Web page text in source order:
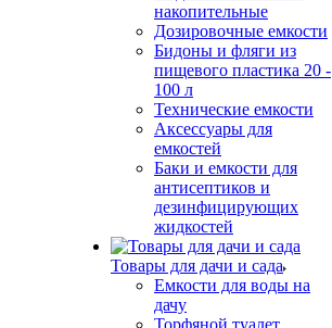
накопительные
Дозировочные емкости
Бидоны и фляги из
пищевого пластика 20 -
100 л
Технические емкости
Аксессуары для
емкостей
Баки и емкости для
антисептиков и
дезинфицирующих
жидкостей
Товары для дачи и сада
Емкости для воды на
дачу
Торфяной туалет